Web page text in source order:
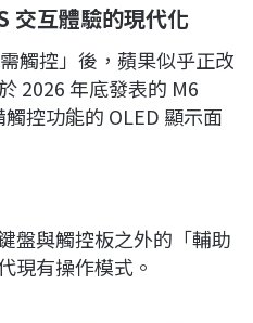
交互體驗的現代化
觸控」後，蘋果似乎正改
2026 年底發表的 M6
控功能的 OLED 顯示面
盤與觸控板之外的「輔助
現有操作模式。